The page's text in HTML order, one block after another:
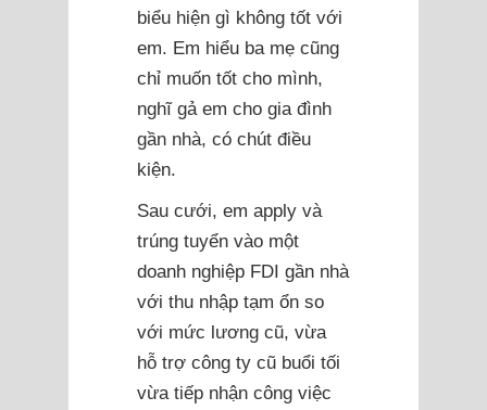
biểu hiện gì không tốt với
em. Em hiểu ba mẹ cũng
chỉ muốn tốt cho mình,
nghĩ gả em cho gia đình
gần nhà, có chút điều
kiện.
Sau cưới, em apply và
trúng tuyển vào một
doanh nghiệp FDI gần nhà
với thu nhập tạm ổn so
với mức lương cũ, vừa
hỗ trợ công ty cũ buổi tối
vừa tiếp nhận công việc